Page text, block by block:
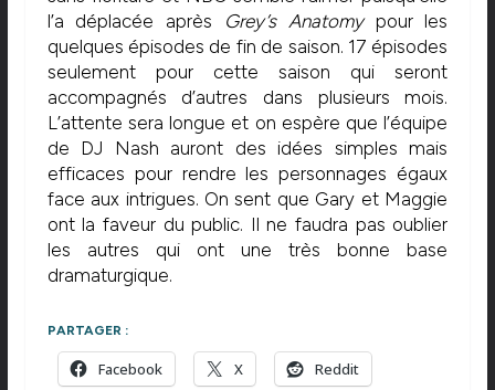
l’a déplacée après Grey’s Anatomypour les
quelques épisodes de fin de saison. 17 épisodes
seulement pour cette saison qui seront
accompagnés d’autres dans plusieurs mois.
L’attente sera longue et on espère que l’équipe
de DJ Nash auront des idées simples mais
efficaces pour rendre les personnages égaux
face aux intrigues. On sent que Gary et Maggie
ont la faveur du public. Il ne faudra pas oublier
les autres qui ont une très bonne base
dramaturgique.
PARTAGER :
Facebook X Reddit